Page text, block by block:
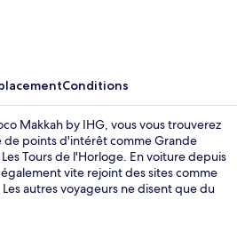
Conditions
Makkah by IHG, vous vous trouverez
de points d'intérêt comme Grande
Tours de l'Horloge. En voiture depuis
vite rejoint des sites comme
autres voyageurs ne disent que du